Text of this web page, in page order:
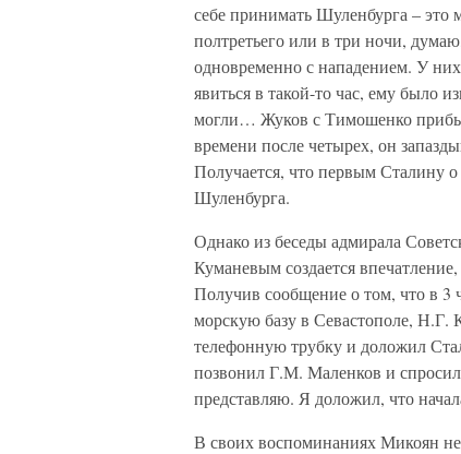
себе принимать Шуленбурга –
полтретьего или в три ночи,
одновременно с нападением. У
явиться в такой-то час, ему было
могли… Жуков с Тимошенко
времени после четырех, он
Получается, что первым Сталину
Шуленбурга.
Однако из беседы адмирала
Куманевым создается
Получив сообщение о том, что в 3
морскую базу в Севастополе, Н.Г.
телефонную трубку и доложил
позвонил Г.М. Маленков и
представляю. Я доложил, что
В своих воспоминаниях Микоян